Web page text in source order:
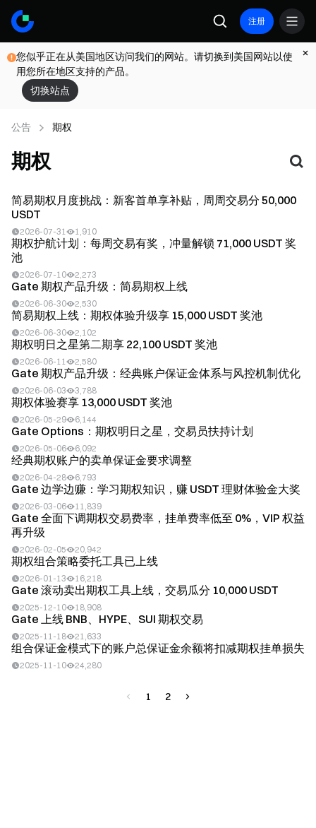
注册
您似乎正在从美国地区访问我们的网站。请切换到美国网站以使
用您所在地区支持的产品。
切换站点
公告 期权
期权
简易期权月度挑战：新客首单享补贴，周周交易分 50,000
USDT
2026-07-31 1,910
期权护航计划：每周交易有奖，冲量解锁 71,000 USDT 奖
池
2026-07-10 2,273
Gate 期权产品升级：简易期权上线
2026-06-30 2,530
简易期权上线：期权体验升级享 15,000 USDT 奖池
2026-06-30 2,102
期权明日之星第二期享 22,100 USDT 奖池
2026-06-11 2,580
Gate 期权产品升级：经典账户保证金体系与风控机制优化
2026-06-03 3,788
期权体验赛享 13,000 USDT 奖池
2026-05-29 6,144
Gate Options：期权明日之星，交易员扶持计划
2026-05-06 6,092
经典期权账户的卖单保证金要求调整
2026-04-28 6,793
Gate 边学边赚：学习期权知识，赚 USDT 理财体验金大奖
2026-03-06 11,839
Gate 全面下调期权交易费率，挂单费率低至 0%，VIP 权益
再升级
2026-02-05 20,942
期权组合策略委托工具已上线
2026-01-13 16,218
Gate 滚动卖出期权工具上线，交易瓜分 10,000 USDT
2025-12-10 18,908
Gate 上线 BNB、HYPE、SUI 期权交易
2025-11-18 21,633
组合保证金模式下的账户总保证金余额将扣减期权挂单损失
2025-11-10 24,280
1 2